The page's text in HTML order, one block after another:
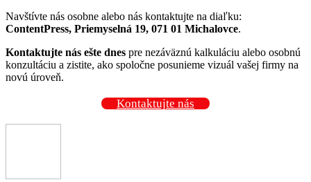
Navštívte nás osobne alebo nás kontaktujte na diaľku:
ContentPress, Priemyselná 19, 071 01 Michalovce.
Kontaktujte nás ešte dnes pre nezáväznú kalkuláciu alebo osobnú
konzultáciu a zistite, ako spoločne posunieme vizuál vašej firmy na
novú úroveň.
Kontaktujte nás